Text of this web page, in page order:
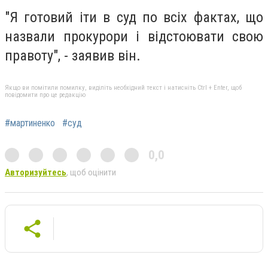
"Я готовий іти в суд по всіх фактах, що
назвали прокурори і відстоювати свою
правоту", - заявив він.
Якщо ви помітили помилку, виділіть необхідний текст і натисніть Ctrl + Enter, щоб
повідомити про це редакцію
#мартиненко #суд
0,0
Авторизуйтесь, щоб оцінити